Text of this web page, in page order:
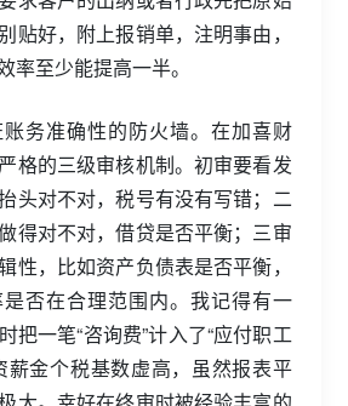
贴好，附上报销单，注明事由，
率至少能提高一半。
务准确性的防火墙。在加喜财
格的三级审核机制。初审要看发
头对不对，税号有没有写错；二
得对不对，借贷是否平衡；三审
性，比如资产负债表是否平衡，
否在合理范围内。我记得有一
把一笔“咨询费”计入了“应付职工
薪金个税基数虚高，虽然报表平